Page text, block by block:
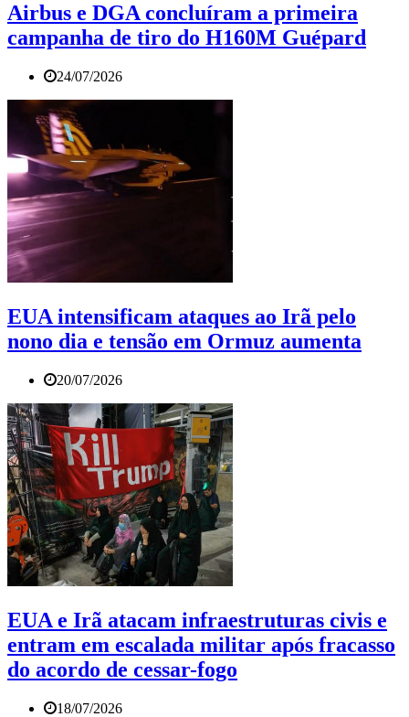
Airbus e DGA concluíram a primeira
campanha de tiro do H160M Guépard
24/07/2026
EUA intensificam ataques ao Irã pelo
nono dia e tensão em Ormuz aumenta
20/07/2026
EUA e Irã atacam infraestruturas civis e
entram em escalada militar após fracasso
do acordo de cessar-fogo
18/07/2026